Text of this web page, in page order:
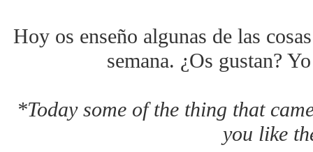
Hoy os enseño algunas de las
semana. ¿Os gustan?
*Today some of the thing that
you like